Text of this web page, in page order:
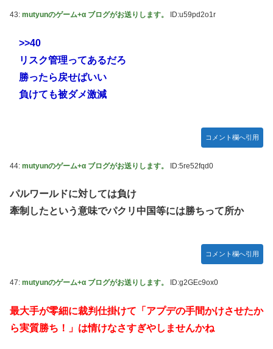
43: mutyunのゲーム+α ブログがお送りします。 ID:u59pd2o1r
>>40
リスク管理ってあるだろ
勝ったら戻せばいい
負けても被ダメ激減
コメント欄へ引用
44: mutyunのゲーム+α ブログがお送りします。 ID:5re52fqd0
パルワールドに対しては負け
牽制したという意味でパクリ中国等には勝ちって所か
コメント欄へ引用
47: mutyunのゲーム+α ブログがお送りします。 ID:g2GEc9ox0
最大手が零細に裁判仕掛けて「アプデの手間かけさせたか
ら実質勝ち！」は情けなさすぎやしませんかね